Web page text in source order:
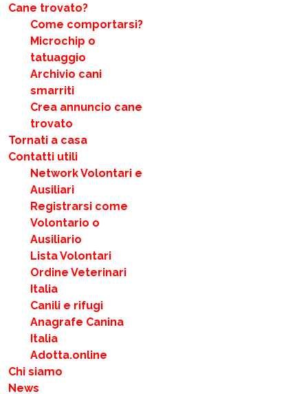
Cane trovato?
Come comportarsi?
Microchip o
tatuaggio
Archivio cani
smarriti
Crea annuncio cane
trovato
Tornati a casa
Contatti utili
Network Volontari e
Ausiliari
Registrarsi come
Volontario o
Ausiliario
Lista Volontari
Ordine Veterinari
Italia
Canili e rifugi
Anagrafe Canina
Italia
Adotta.online
Chi siamo
News